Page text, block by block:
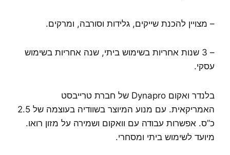
– מצויין להכנת שייקים, גלידות וסורבה, ומרקים.
– 3 שנות אחריות בשימוש ביתי, שנה אחריות בשימוש
עסקי.
בלנדר ואקום Dynapro של חברת טרייבסט
האמריקאית. עם מנוע המיוצר בשוודיה בעוצמה של 2.5
כ”ס. אפשרות עבודה עם וואקום ושמירה על מזון רואו.
מיועד לשימוש ביתי ומסחרי.